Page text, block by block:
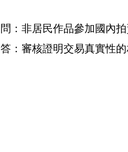
問：非居民作品參加國內
答：審核證明交易真實性